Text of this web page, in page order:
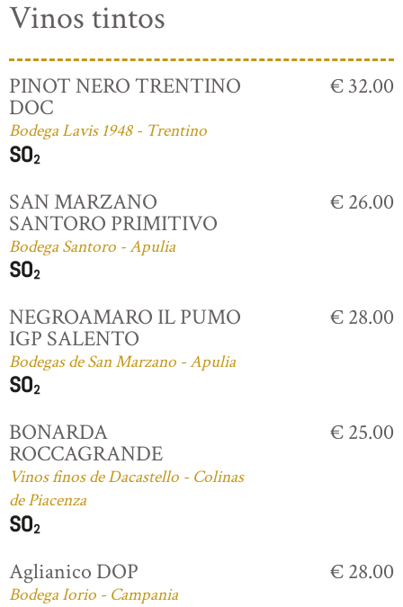
Vinos tintos
PINOT NERO TRENTINO
DOC
Bodega Lavis 1948 - Trentino
€ 32.00
SAN MARZANO
SANTORO PRIMITIVO
Bodega Santoro - Apulia
€ 26.00
NEGROAMARO IL PUMO
IGP SALENTO
Bodegas de San Marzano - Apulia
€ 28.00
BONARDA
ROCCAGRANDE
Vinos finos de Dacastello - Colinas
de Piacenza
€ 25.00
Aglianico DOP
Bodega Iorio - Campania
€ 28.00